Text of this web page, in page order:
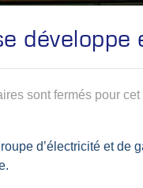
développe
sont fermés pour
d’électricité et de